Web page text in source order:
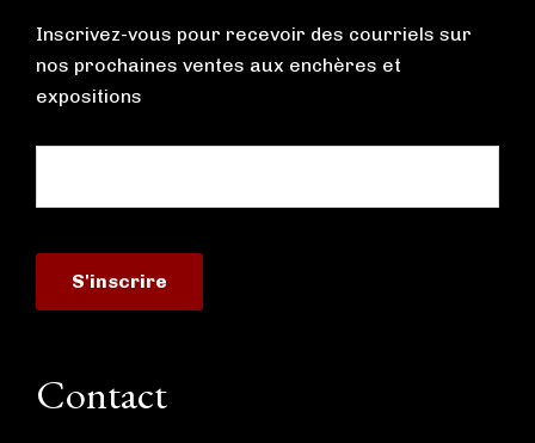
Inscrivez-vous pour recevoir des courriels sur
nos prochaines ventes aux enchères et
expositions
Contact